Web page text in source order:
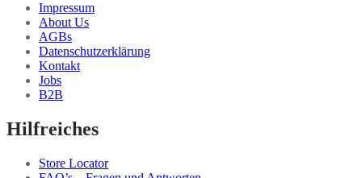
Impressum
About Us
AGBs
Datenschutzerklärung
Kontakt
Jobs
B2B
Hilfreiches
Store Locator